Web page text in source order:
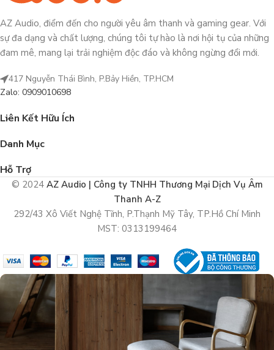
AZ Audio, điểm đến cho người yêu âm thanh và gaming gear. Với
sự đa dạng và chất lượng, chúng tôi tự hào là nơi hội tụ của những
đam mê, mang lại trải nghiệm độc đáo và không ngừng đổi mới.
417 Nguyễn Thái Bình, P.Bảy Hiền, TP.HCM
Zalo: 0909010698
Liên Kết Hữu Ích
Danh Mục
Hỗ Trợ
© 2024 AZ Audio | Công ty TNHH Thương Mại Dịch Vụ Âm
Thanh A-Z
292/43 Xô Viết Nghệ Tĩnh, P.Thạnh Mỹ Tây, TP.Hồ Chí Minh
MST: 0313199464